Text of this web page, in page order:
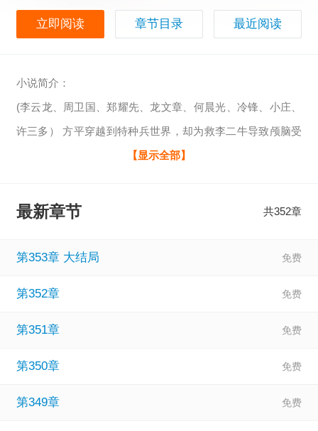
立即阅读 章节目录 最近阅读
小说简介：
(李云龙、周卫国、郑耀先、龙文章、何晨光、冷锋、小庄、
许三多） 方平穿越到特种兵世界，却为救李二牛导致颅脑受
伤、重度昏迷，意外激活积分系统，重生到亮剑、雪豹、我
以获得相应的积分，用来强化身体，兑换各式各样的武器装
次从特种兵世界醒来，又将会给战友们带来怎样的震撼！
【显示全部】
最新章节 共352章
第353章 大结局
第352章
第351章
第350章
第349章